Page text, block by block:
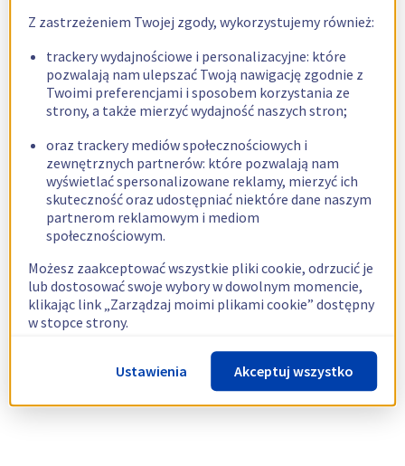
Z zastrzeżeniem Twojej zgody, wykorzystujemy również:
trackery wydajnościowe i personalizacyjne: które
pozwalają nam ulepszać Twoją nawigację zgodnie z
Twoimi preferencjami i sposobem korzystania ze
strony, a także mierzyć wydajność naszych stron;
oraz trackery mediów społecznościowych i
zewnętrznych partnerów: które pozwalają nam
wyświetlać spersonalizowane reklamy, mierzyć ich
skuteczność oraz udostępniać niektóre dane naszym
partnerom reklamowym i mediom
społecznościowym.
Możesz zaakceptować wszystkie pliki cookie, odrzucić je
lub dostosować swoje wybory w dowolnym momencie,
klikając link „Zarządzaj moimi plikami cookie” dostępny
w stopce strony.
Więcej informacji znajdziesz w naszejpolityce
dotyczącej wykorzystywania plików cookie.
Ustawienia Akceptuj wszystko